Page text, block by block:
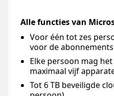
Alle functies van
Voor één tot zes
voor de
Elke persoon mag
maximaal vijf
Tot 6 TB beveiligde